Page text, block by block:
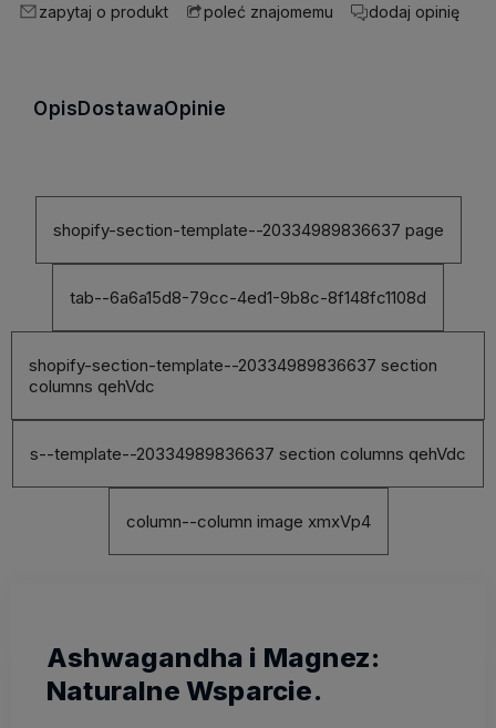
zapytaj o produkt poleć znajomemu dodaj opinię
OpisDostawaOpinie
shopify-section-template--20334989836637 page
tab--6a6a15d8-79cc-4ed1-9b8c-8f148fc1108d
shopify-section-template--20334989836637 section
columns qehVdc
s--template--20334989836637 section columns qehVdc
column--column image xmxVp4
Ashwagandha i Magnez:
Naturalne Wsparcie.